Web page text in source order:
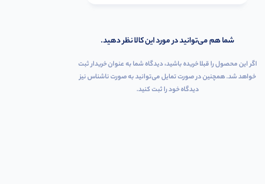
شما هم می‌توانید در مورد این کالا نظر دهید.
اگر این محصول را قبلا خریده باشید، دیدگاه شما به عنوان خریدار ثبت
خواهد شد. همچنین در صورت تمایل می‌توانید به صورت ناشناس نیز
دیدگاه خود را ثبت کنید.